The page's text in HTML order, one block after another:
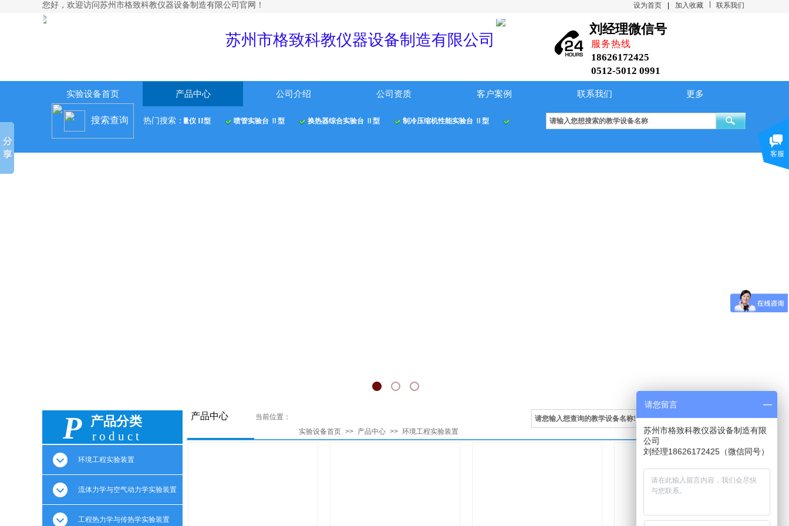
联系我们
您好，欢迎访问苏州市格致科教仪器设备制造有限公司官网！ 设为首页 加入收藏
服务热线
18626172425
0512-5012 0991
苏州市格致科教仪器设备制 造有限公司
刘经理微信号
实验设备首页 产品中心 公司介绍 公司资质 客户案例 联系我们 更多
空气绝热指数测定装置 中温法向辐射率测量仪 II型 喷管实验台 Ⅱ型 换热器综合实验台 Ⅱ型 制冷压缩机性能实验台 Ⅱ型 综合传热性能实验台 大容器内水沸腾放热试验台 空气绝热指数测定装置
热门搜索：
搜索查询
P roduct
产品分类
环境工程实验装置
流体力学与空气动力学实验装置
工程热力学与传热学实验装置
实验设备首页 >> 产品中心 >> 环境工程实验装置
产品中心 当前位置 ：
客服
请您留言
苏州市格致科教仪器设备制造有限
公司
刘经理18626172425（微信同号）